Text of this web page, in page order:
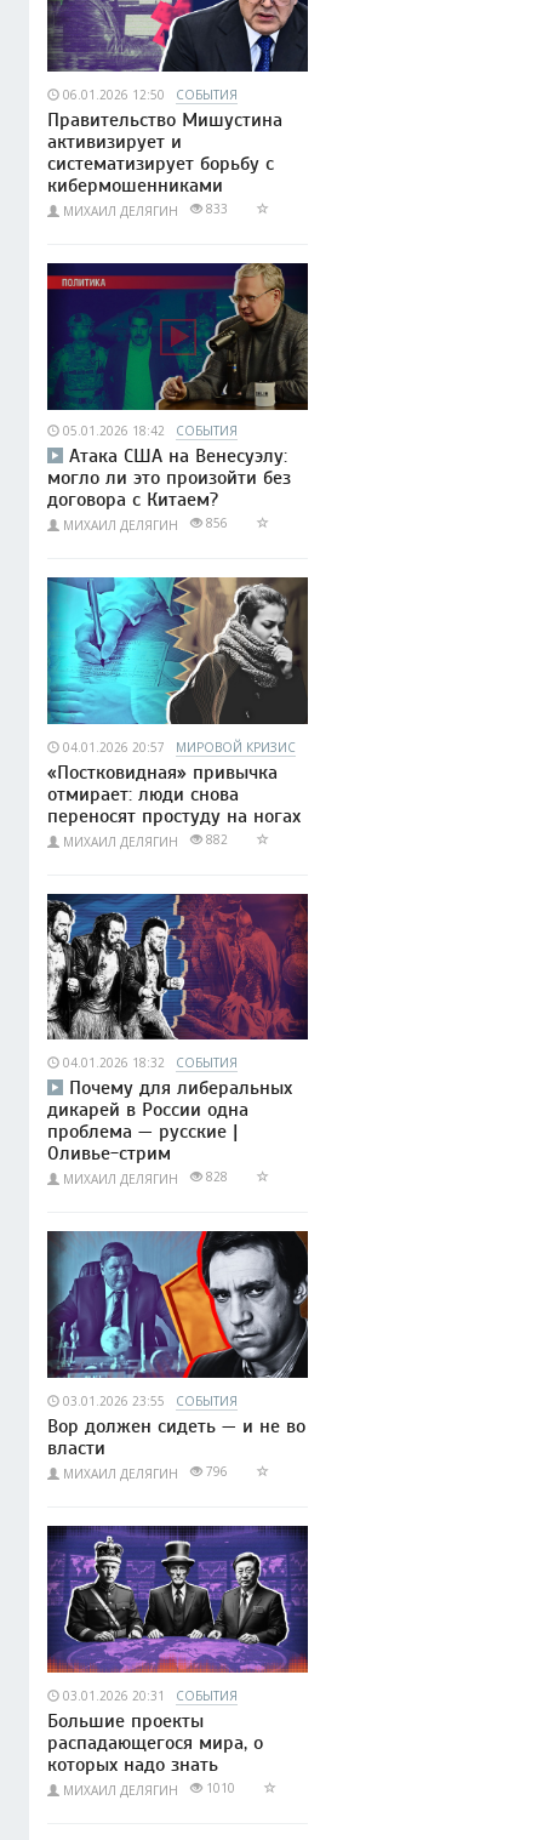
06.01.2026 12:50 СОБЫТИЯ
Правительство Мишустина
активизирует и
систематизирует борьбу с
кибермошенниками
МИХАИЛ ДЕЛЯГИН 833
05.01.2026 18:42 СОБЫТИЯ
Атака США на Венесуэлу:
могло ли это произойти без
договора с Китаем?
МИХАИЛ ДЕЛЯГИН 856
04.01.2026 20:57 МИРОВОЙ КРИЗИС
«Постковидная» привычка
отмирает: люди снова
переносят простуду на ногах
МИХАИЛ ДЕЛЯГИН 882
04.01.2026 18:32 СОБЫТИЯ
Почему для либеральных
дикарей в России одна
проблема — русские |
Оливье-стрим
МИХАИЛ ДЕЛЯГИН 828
03.01.2026 23:55 СОБЫТИЯ
Вор должен сидеть — и не во
власти
МИХАИЛ ДЕЛЯГИН 796
03.01.2026 20:31 СОБЫТИЯ
Большие проекты
распадающегося мира, о
которых надо знать
МИХАИЛ ДЕЛЯГИН 1010